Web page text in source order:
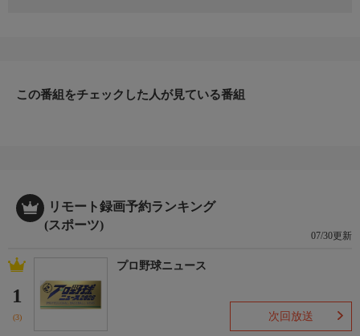
この番組をチェックした人が見ている番組
リモート録画予約ランキング
(スポーツ)
07/30更新
1
(3)
プロ野球ニュース
次回放送